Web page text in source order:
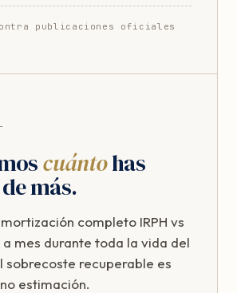
publicaciones oficiales
cuántohas
más.
completo IRPH vs
mes durante toda la vida del
sobrecoste recuperable es
estimación.